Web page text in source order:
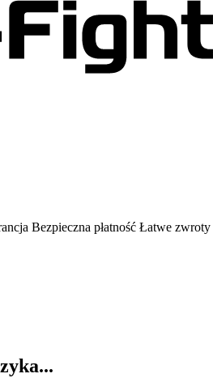
Bezpieczna płatność Łatwe zwroty